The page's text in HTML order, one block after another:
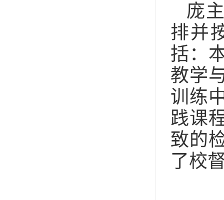
庞
排并
括：
教学
训练
践课
致的
了校